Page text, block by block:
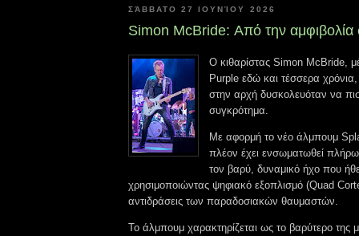
ΣΆΒΒΑΤΟ 27 ΙΟΥΝΊΟΥ 2026
Simon McBride: Από την αμφιβολία
Ο κιθαρίστας Simon McBride,
Purple εδώ και τέσσερα χρόνια,
στην αρχή δυσκολευόταν να
συγκρότημα.
Με αφορμή το νέο άλμπουμ
πλέον έχει ενσωματωθεί
τον βαρύ, δυναμικό ήχο που
χρησιμοποιώντας ψηφιακό εξοπλισμό (Quad
αντιδράσεις των παραδοσιακών θαυμαστών.
Το άλμπουμ χαρακτηρίζεται ως το βαρύτερο της